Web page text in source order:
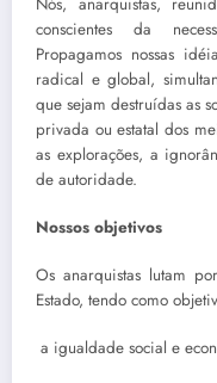
conscientes da
Propagamos nossas
radical e global,
que sejam destruídas as
privada ou estatal dos
as explorações, a
de autoridade.
Nossos objetivos
Os anarquistas lutam
Estado, tendo como
 a igualdade social e